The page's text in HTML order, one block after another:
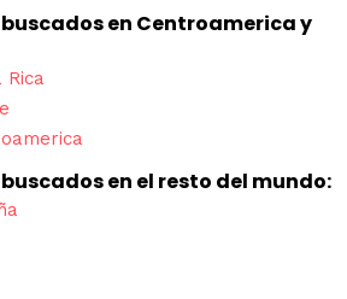
en Centroamerica y
Rica
en el resto del mundo: